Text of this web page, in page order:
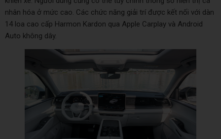
nhân hóa ở mức cao. Các chức năng giải trí được kết nối với dàn
14 loa cao cấp Harmon Kardon qua Apple Carplay và Android
Auto không dây.